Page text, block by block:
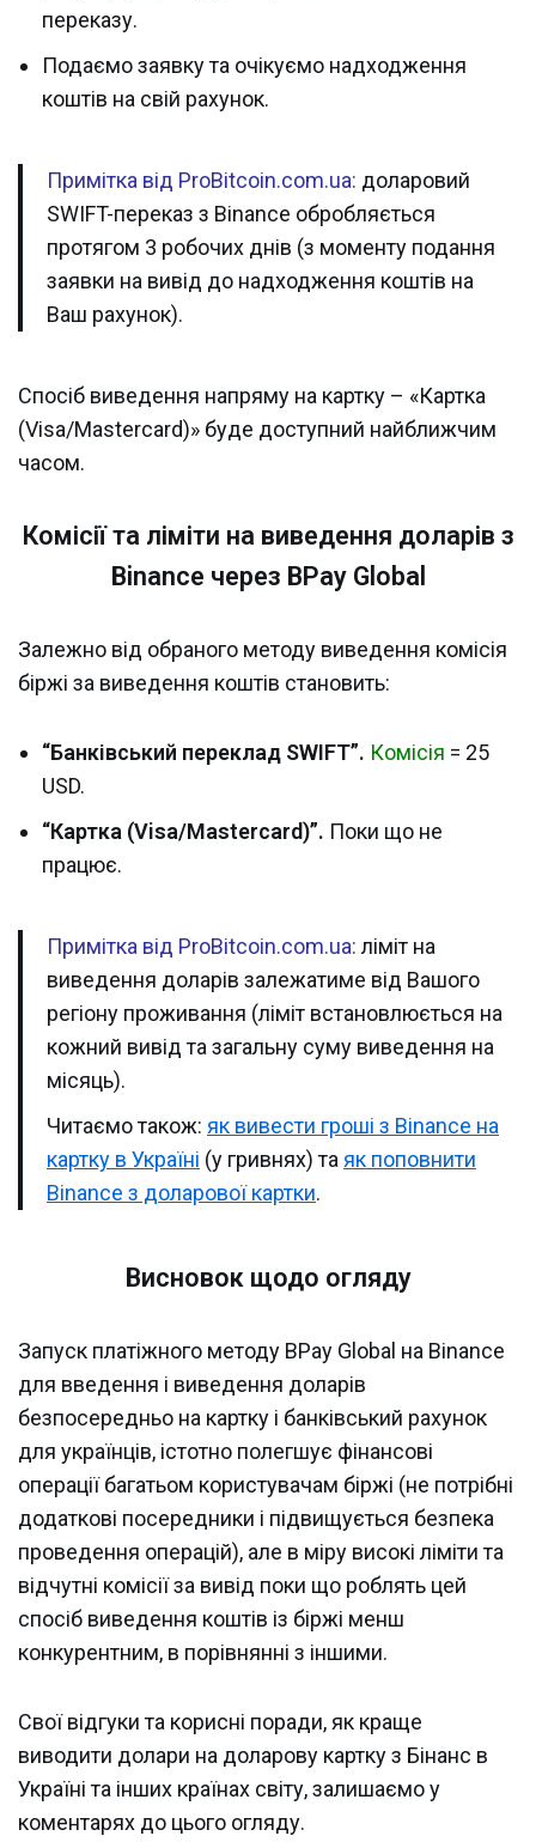
переказу.
Подаємо заявку та очікуємо надходження
коштів на свій рахунок.
Примітка від ProBitcoin.com.ua: доларовий
SWIFT-переказ з Binance обробляється
протягом 3 робочих днів (з моменту подання
заявки на вивід до надходження коштів на
Ваш рахунок).
Спосіб виведення напряму на картку – «Картка
(Visa/Mastercard)» буде доступний найближчим
часом.
Комісії та ліміти на виведення доларів з
Binance через BPay Global
Залежно від обраного методу виведення комісія
біржі за виведення коштів становить:
“Банківський переклад SWIFT”. Комісія = 25
USD.
“Картка (Visa/Mastercard)”. Поки що не
працює.
Примітка від ProBitcoin.com.ua: ліміт на
виведення доларів залежатиме від Вашого
регіону проживання (ліміт встановлюється на
кожний вивід та загальну суму виведення на
місяць).
Читаємо також: як вивести гроші з Binance на
картку в Україні (у гривнях) та як поповнити
Binance з доларової картки.
Висновок щодо огляду
Запуск платіжного методу BPay Global на Binance
для введення і виведення доларів
безпосередньо на картку і банківський рахунок
для українців, істотно полегшує фінансові
операції багатьом користувачам біржі (не потрібні
додаткові посередники і підвищується безпека
проведення операцій), але в міру високі ліміти та
відчутні комісії за вивід поки що роблять цей
спосіб виведення коштів із біржі менш
конкурентним, в порівнянні з іншими.
Свої відгуки та корисні поради, як краще
виводити долари на доларову картку з Бінанс в
Україні та інших країнах світу, залишаємо у
коментарях до цього огляду.